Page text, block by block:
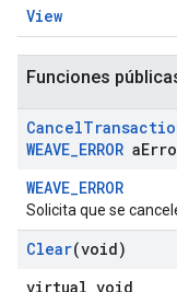
View
Funciones
Cancel
WEAVE_ERROR a
WEAVE_ERROR
Solicita que se
Clear(void)
virtual void